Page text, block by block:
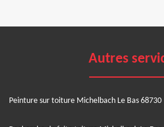
Autres
Peinture sur toiture Michelbach Le Bas 68730